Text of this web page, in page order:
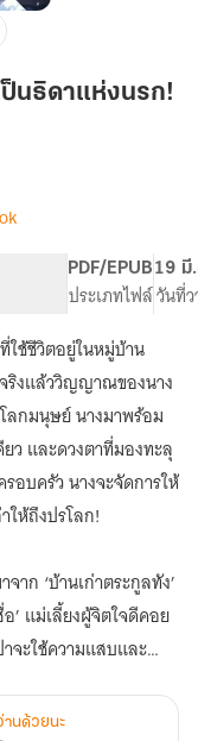
นธิดาแห่งนรก!
PDF/EPUB
ประเภทไฟล์
19 มี
วันที่
ใช้ชีวิตอยู่ในหมู่บ้าน
จริงแล้ววิญญาณของนาง
ลกมนุษย์ นางมาพร้อม
ว และดวงตาที่มองทะลุ
อบครัว นางจะจัดการให้
ห้ถึงปรโลก!
าก ‘บ้านเก่าตระกูลทัง’
’ แม่เลี้ยงผู้จิตใจดีคอย
จะใช้ความแสบและ
านด้วยนะ